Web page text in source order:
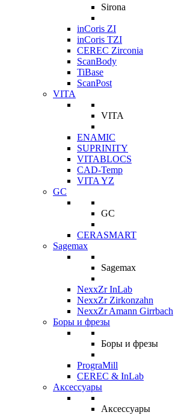
Sirona
inCoris ZI
inCoris TZI
CEREC Zirconia
ScanBody
TiBase
ScanPost
VITA
VITA
ENAMIC
SUPRINITY
VITABLOCS
CAD-Temp
VITA YZ
GC
GC
CERASMART
Sagemax
Sagemax
NexxZr InLab
NexxZr Zirkonzahn
NexxZr Amann Girrbach
Боры и фрезы
Боры и фрезы
PrograMill
CEREC & InLab
Аксессуары
Аксессуары